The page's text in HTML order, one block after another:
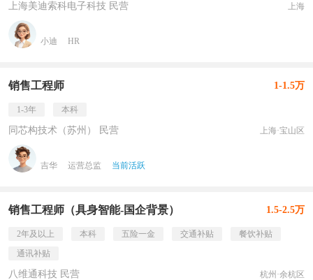
上海美迪索科电子科技 民营 上海
小迪 HR
销售工程师 1-1.5万
1-3年 本科
同芯构技术（苏州） 民营 上海·宝山区
吉华 运营总监 当前活跃
销售工程师（具身智能-国企背景） 1.5-2.5万
2年及以上 本科 五险一金 交通补贴
餐饮补贴
通讯补贴
八维通科技 民营 杭州·余杭区